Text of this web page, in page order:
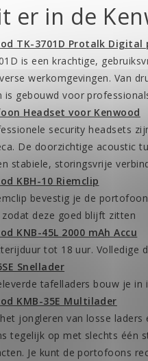
er in de
TK-3701D Protalk
is een krachtige,
werkomgevingen. Van
gebouwd voor
Headset voor Kenwood
security headsets
De doorzichtige acoustic
stabiele, storingsvrije
KBH-10 Riemclip
bevestig je de
zodat deze goed blijft zitten
KNB-45L 2000 mAh Accu
tot 18 uur. Volledige
Snellader
tafelladers bouw je in
KMB-35E Multilader
jongleren van losse laders
tegelijk op met slechts één
Je kunt de portofoons